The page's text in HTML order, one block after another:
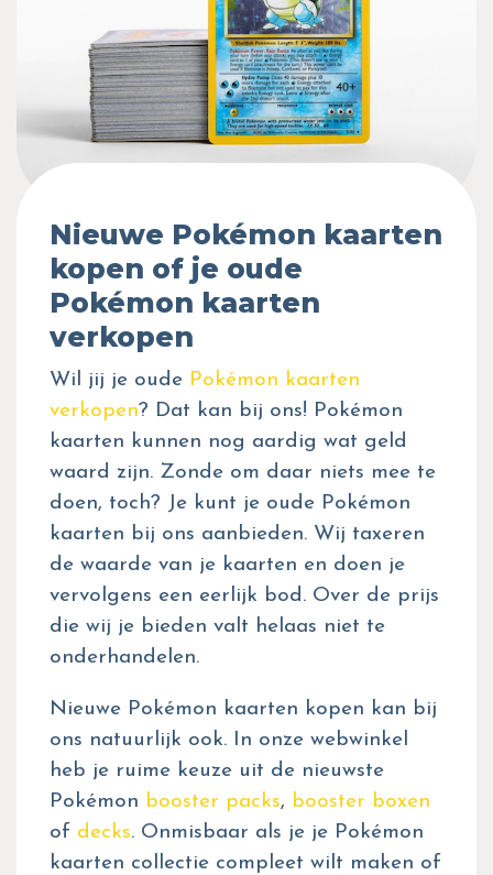
Nieuwe Pokémon kaarten
kopen of je oude
Pokémon kaarten
verkopen
Wil jij je oude Pokémon kaarten
verkopen? Dat kan bij ons! Pokémon
kaarten kunnen nog aardig wat geld
waard zijn. Zonde om daar niets mee te
doen, toch? Je kunt je oude Pokémon
kaarten bij ons aanbieden. Wij taxeren
de waarde van je kaarten en doen je
vervolgens een eerlijk bod. Over de prijs
die wij je bieden valt helaas niet te
onderhandelen.
Nieuwe Pokémon kaarten kopen kan bij
ons natuurlijk ook. In onze webwinkel
heb je ruime keuze uit de nieuwste
Pokémon booster packs, booster boxen
of decks. Onmisbaar als je je Pokémon
kaarten collectie compleet wilt maken of